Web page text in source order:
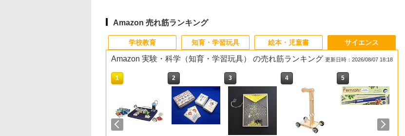
Amazon 売れ筋ランキング
学校教育
1 2 3 4 5
知育・学習玩具
1 2 3 4 5
絵本・児童書
1 2 3 4 5
サイエンス
Amazon 実験・科学（知育・学習玩具） の売れ筋ランキング 更新日時：2026/08/07 18:18
1 2 3 4 5